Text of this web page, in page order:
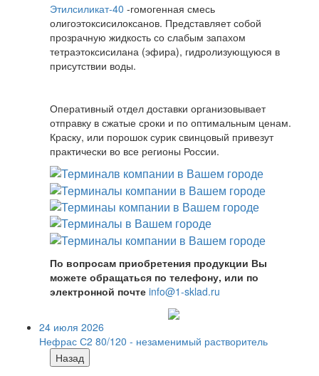
Этилсиликат-40 -гомогенная смесь
олигоэтоксисилоксанов. Представляет собой
прозрачную жидкость со слабым запахом
тетраэтоксисилана (эфира), гидролизующуюся в
присутствии воды.
Оперативный отдел доставки организовывает
отправку в сжатые сроки и по оптимальным ценам.
Краску, или порошок сурик свинцовый привезут
практически во все регионы России.
По вопросам приобретения продукции Вы
можете обращаться по телефону, или по
электронной почте info@1-sklad.ru
24 июля 2026
Нефрас С2 80/120 - незаменимый растворитель
Назад